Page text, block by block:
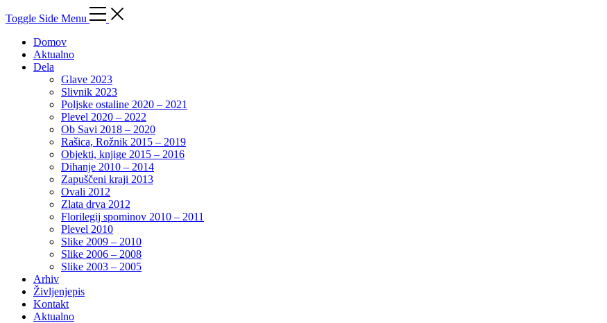
Toggle Side Menu
Domov
Aktualno
Dela
Glave 2023
Slivnik 2023
Poljske ostaline 2020 – 2021
Plevel 2020 – 2022
Ob Savi 2018 – 2020
Rašica, Rožnik 2015 – 2019
Objekti, knjige 2015 – 2016
Dihanje 2010 – 2014
Zapuščeni kraji 2013
Ovali 2012
Zlata drva 2012
Florilegij spominov 2010 – 2011
Plevel 2010
Slike 2009 – 2010
Slike 2006 – 2008
Slike 2003 – 2005
Arhiv
Življenjepis
Kontakt
Aktualno